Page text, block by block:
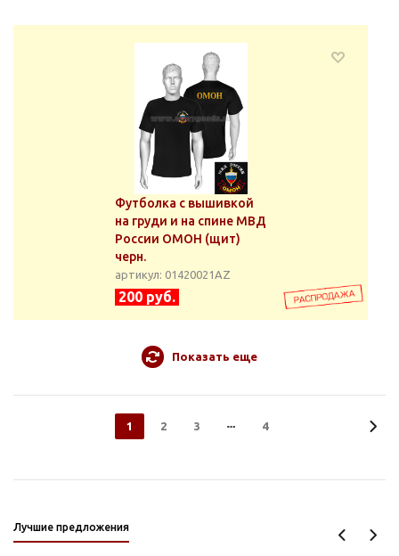
Футболка с вышивкой
на груди и на спине МВД
России ОМОН (щит)
черн.
артикул: 01420021АZ
200 руб.
Показать еще
1 2 3 4
Лучшие предложения